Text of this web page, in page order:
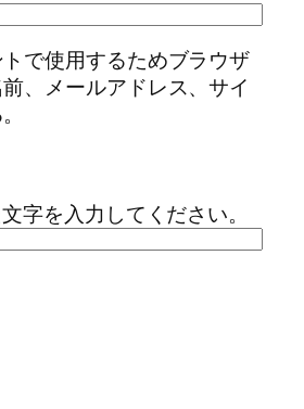
で使用するためブラウザ
、メールアドレス、サイ
字を入力してください。